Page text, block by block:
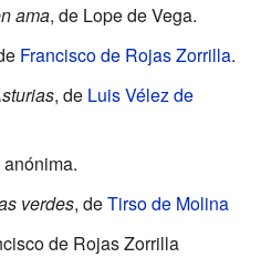
ama, de Lope de Vega.
Francisco de Rojas Zorrilla.
, de Luis Vélez de
anónima.
verdes, deTirso de Molina
de Rojas Zorrilla